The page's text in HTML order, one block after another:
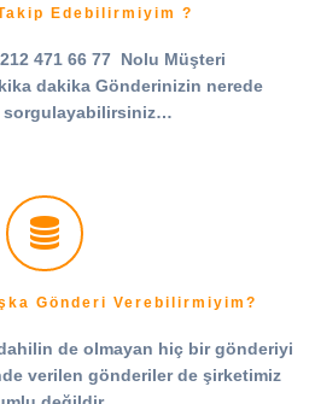
Edebilirmiyim ?
471 66 77 Nolu Müşteri
dakika Gönderinizin nerede
Gönderi Verebilirmiyim?
de olmayan hiç bir gönderiyi
verilen gönderiler de şirketimiz